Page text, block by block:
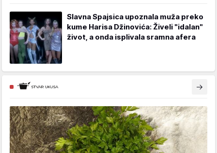
Slavna Spajsica upoznala muža preko
kume Harisa Džinovića: Živeli "idalan"
život, a onda isplivala sramna afera